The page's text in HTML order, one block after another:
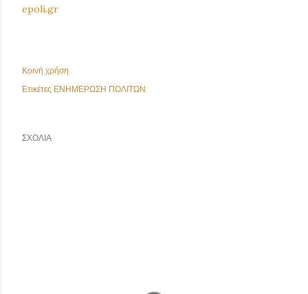
epoli.gr
Κοινή χρήση
Ετικέτες ΕΝΗΜΕΡΩΣΗ ΠΟΛΙΤΩΝ
ΣΧΌΛΙΑ